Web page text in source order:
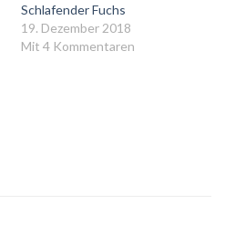
Schlafender Fuchs
19. Dezember 2018
Mit 4 Kommentaren